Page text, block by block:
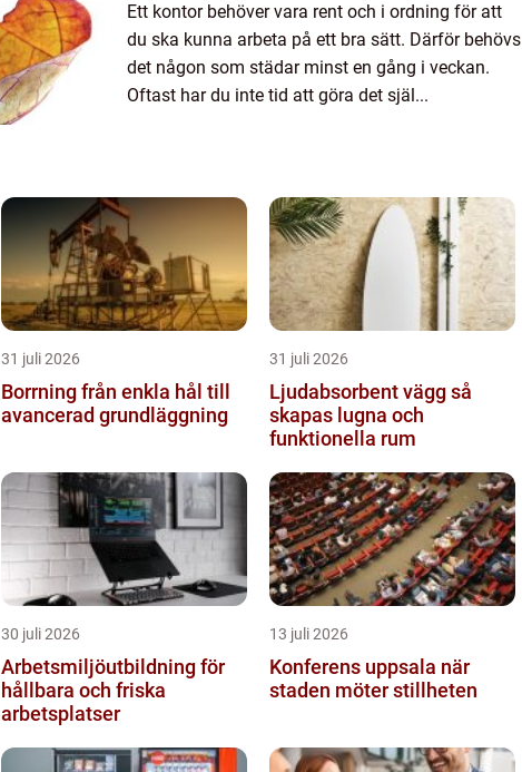
Ett kontor behöver vara rent och i ordning för att
du ska kunna arbeta på ett bra sätt. Därför behövs
det någon som städar minst en gång i veckan.
Oftast har du inte tid att göra det själ...
31 juli 2026
Borrning från enkla hål till
avancerad grundläggning
31 juli 2026
Ljudabsorbent vägg så
skapas lugna och
funktionella rum
30 juli 2026
Arbetsmiljöutbildning för
hållbara och friska
arbetsplatser
13 juli 2026
Konferens uppsala när
staden möter stillheten